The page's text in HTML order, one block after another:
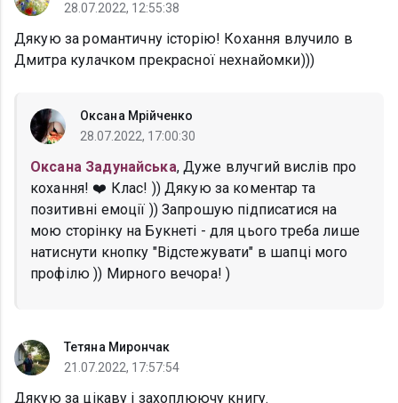
28.07.2022, 12:55:38
Дякую за романтичну історію! Кохання влучило в
Дмитра кулачком прекрасної нехнайомки)))
Оксана Мрійченко
28.07.2022, 17:00:30
Оксана Задунайська, Дуже влучгий вислів про
кохання! ❤️ Клас! )) Дякую за коментар та
позитивні емоції )) Запрошую підписатися на
мою сторінку на Букнеті - для цього треба лише
натиснути кнопку "Відстежувати" в шапці мого
профілю )) Мирного вечора! )
Тетяна Мирончак
21.07.2022, 17:57:54
Дякую за цікаву і захоплюючу книгу.